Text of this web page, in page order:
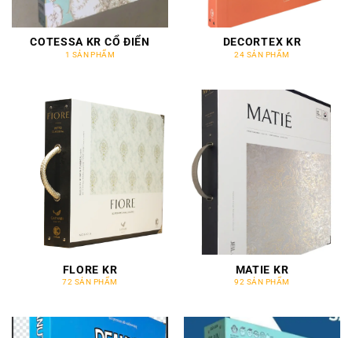
COTESSA KR CỔ ĐIỂN
1 SẢN PHẨM
DECORTEX KR
24 SẢN PHẨM
FLORE KR
72 SẢN PHẨM
MATIE KR
92 SẢN PHẨM